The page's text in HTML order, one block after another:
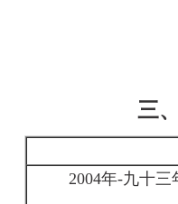
三
2004年-九十三